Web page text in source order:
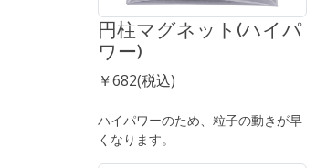
円柱マグネット(ハイパ
ワー)
￥682(税込)
ハイパワーのため、粒子の動きが早
くなります。